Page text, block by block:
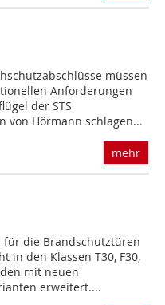
müssen
Anforderungen
der STS
von Hörmann schlagen...
mehr
für die Brandschutztüren
in den Klassen T30, F30,
mit neuen
erweitert....